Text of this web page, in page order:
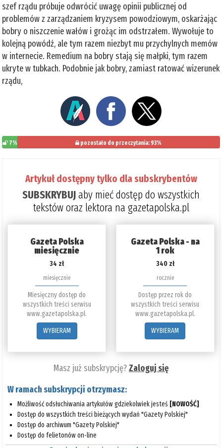
szef rządu próbuje odwrócić uwagę opinii publicznej od
problemów z zarządzaniem kryzysem powodziowym, oskarżając
bobry o niszczenie wałów i grożąc im odstrzałem. Wywołuje to
kolejną powódź, ale tym razem niezbyt mu przychylnych memów
w internecie. Remedium na bobry stają się małpki, tym razem
ukryte w tubkach. Podobnie jak bobry, zamiast ratować wizerunek
rządu,
7% pozostało do przeczytania: 93%
Artykuł dostępny tylko dla subskrybentów
SUBSKRYBUJaby mieć dostęp do wszystkich
tekstów oraz lektora na gazetapolska.pl
Gazeta Polska
miesięcznie
34 zł
miesięcznie
Miesięczny dostęp do
wszystkich treści serwisu
www.gazetapolska.pl.
WYBIERAM
Gazeta Polska - na
1 rok
340 zł
rocznie
Dostęp przez rok do
wszystkich treści serwisu
www.gazetapolska.pl.
WYBIERAM
Masz już subskrypcję?Zaloguj się
W ramach subskrypcji otrzymasz:
Możliwość odsłuchiwania artykułów gdziekolwiek jesteś [NOWOŚĆ]
Dostęp do wszystkich treści bieżących wydań "Gazety Polskiej"
Dostęp do archiwum "Gazety Polskiej"
Dostęp do felietonów on-line